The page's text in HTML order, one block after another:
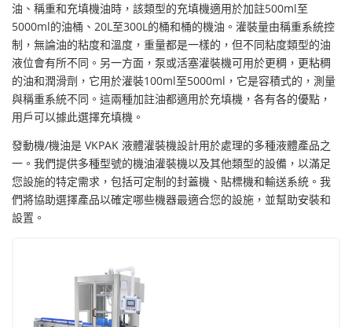
油、稱重和充填機油時，該類型的充填機適用於加註500ml至
5000ml的油桶、20L至300L的桶和桶的機油。灌裝量由稱重系統控
制，無論油的粘度和溫度，重量都是一樣的，但不同粘度類型的油
液位會有所不同。另一方面，泵或活塞灌裝機可用於更稠，更粘稠
的油和潤滑劑，它用於灌裝100ml至5000ml，它是容積式的，測量
與稱重系統不同。這兩種加註油都適用於充填機，各有各的優點，
用戶可以據此選擇充填機。
發動機/機油是 VKPAK 液體灌裝機設計用於處理的多種液體產品之
一。我們提供多種型號的機油灌裝機以及其他類型的設備，以滿足
您設施的特定需求，包括可定制的封蓋機、貼標機和輸送系統。我
們將協助選擇產品以確定哪些機器最適合您的設施，並幫助安裝和
設置。